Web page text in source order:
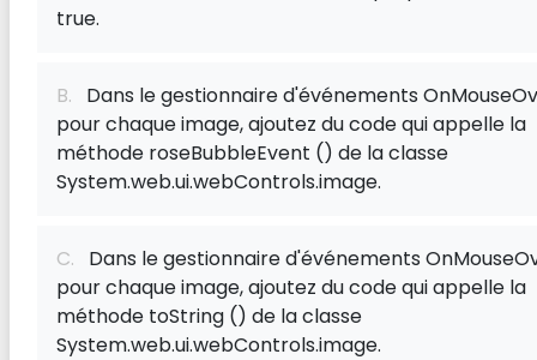
true.
B. Dans le gestionnaire d'événements
pour chaque image, ajoutez du code qui appelle la
méthode roseBubbleEvent () de la classe
System.web.ui.webControls.image.
C. Dans le gestionnaire d'événements
pour chaque image, ajoutez du code qui appelle la
méthode toString () de la classe
System.web.ui.webControls.image.